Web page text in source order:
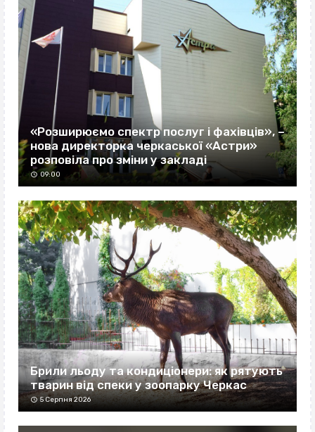
«Розширюємо спектр послуг і фахівців», –
нова директорка черкаської «Астри»
розповіла про зміни у закладі
09:00
Брили льоду та кондиціонери: як рятують
тварин від спеки у зоопарку Черкас
5 Серпня 2026